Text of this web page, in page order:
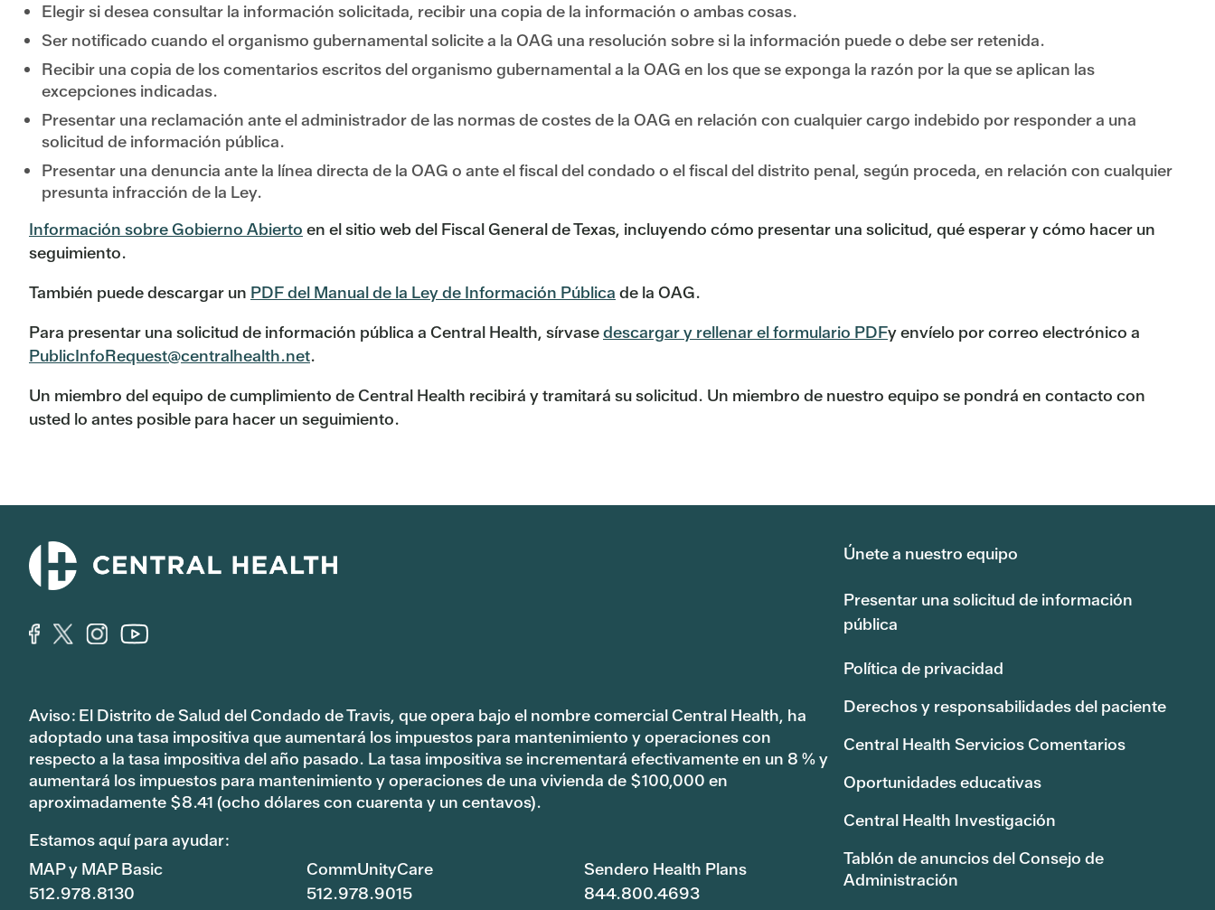
Elegir si desea consultar la información solicitada, recibir una copia de la información o ambas cosas.
Ser notificado cuando el organismo gubernamental solicite a la OAG una resolución sobre si la información puede o debe ser retenida.
Recibir una copia de los comentarios escritos del organismo gubernamental a la OAG en los que se exponga la razón por la que se aplican las
excepciones indicadas.
Presentar una reclamación ante el administrador de las normas de costes de la OAG en relación con cualquier cargo indebido por responder a una
solicitud de información pública.
Presentar una denuncia ante la línea directa de la OAG o ante el fiscal del condado o el fiscal del distrito penal, según proceda, en relación con cualquier
presunta infracción de la Ley.
Información sobre Gobierno Abierto en el sitio web del Fiscal General de Texas, incluyendo cómo presentar una solicitud, qué esperar y cómo hacer un
seguimiento.
También puede descargar un PDF del Manual de la Ley de Información Pública de la OAG.
Para presentar una solicitud de información pública a Central Health, sírvasedescargar y rellenar el formulario PDFy envíelo por correo electrónico a
PublicInfoRequest@centralhealth.net.
Un miembro del equipo de cumplimiento de Central Health recibirá y tramitará su solicitud. Un miembro de nuestro equipo se pondrá en contacto con
usted lo antes posible para hacer un seguimiento.
Aviso: El Distrito de Salud del Condado de Travis, que opera bajo el nombre comercial Central Health, ha
adoptado una tasa impositiva que aumentará los impuestos para mantenimiento y operaciones con
respecto a la tasa impositiva del año pasado. La tasa impositiva se incrementará efectivamente en un 8 % y
aumentará los impuestos para mantenimiento y operaciones de una vivienda de $100,000 en
aproximadamente $8.41 (ocho dólares con cuarenta y un centavos).
Estamos aquí para ayudar:
MAP y MAP Basic
512.978.8130
CommUnityCare
512.978.9015
Sendero Health Plans
844.800.4693
Únete a nuestro equipo
Presentar una solicitud de información
pública
Política de privacidad
Derechos y responsabilidades del paciente
Central Health Servicios Comentarios
Oportunidades educativas
Central Health Investigación
Tablón de anuncios del Consejo de
Administración